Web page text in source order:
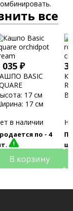
все
035 ₽
BASIC
CREAM
17 см
17 см
в наличии
по - 4
В корзину
3